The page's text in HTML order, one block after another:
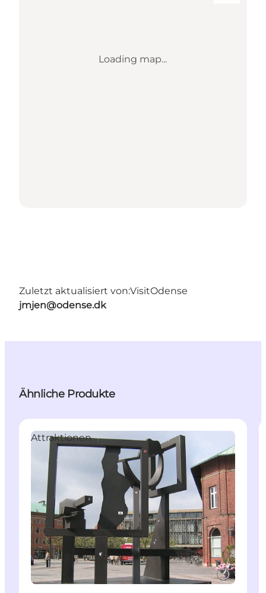
Loading map...
Zuletzt aktualisiert von:VisitOdense
jmjen@odense.dk
Ähnliche Produkte
Attraktionen